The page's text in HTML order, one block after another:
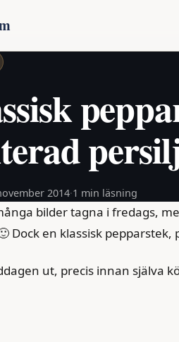
2014·1 min läsning
bilder tagna i fredags,
Dock en klassisk pepparstek,
ut, precis innan själva